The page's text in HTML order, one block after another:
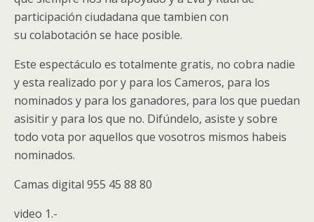
participación ciudadana que tambien con
su colabotación se hace posible.
Este espectáculo es totalmente gratis, no cobra nadie
y esta realizado por y para los Cameros, para los
nominados y para los ganadores, para los que puedan
asisitir y para los que no. Difúndelo, asiste y sobre
todo vota por aquellos que vosotros mismos habeis
nominados.
Camas digital 955 45 88 80
video 1.-